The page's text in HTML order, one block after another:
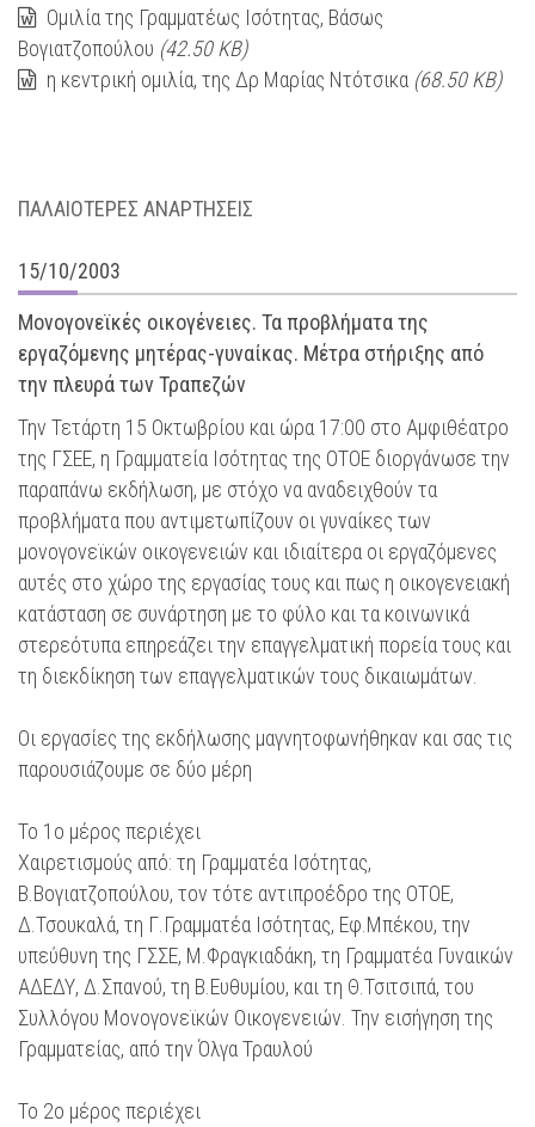
Ομιλία της Γραμματέως Ισότητας, Βάσως
Βογιατζοπούλου (42.50 KB)
η κεντρική ομιλία, της Δρ Μαρίας Ντότσικα (68.50 KB)
ΠΑΛΑΙΟΤΕΡΕΣ ΑΝΑΡΤΗΣΕΙΣ
15/10/2003
Μονογονεϊκές οικογένειες. Τα προβλήματα της
εργαζόμενης μητέρας-γυναίκας. Μέτρα στήριξης από
την πλευρά των Τραπεζών
Την Τετάρτη 15 Οκτωβρίου και ώρα 17:00 στο Αμφιθέατρο
της ΓΣΕΕ, η Γραμματεία Ισότητας της ΟΤΟΕ διοργάνωσε την
παραπάνω εκδήλωση, με στόχο να αναδειχθούν τα
προβλήματα που αντιμετωπίζουν οι γυναίκες των
μονογονεϊκών οικογενειών και ιδιαίτερα οι εργαζόμενες
αυτές στο χώρο της εργασίας τους και πως η οικογενειακή
κατάσταση σε συνάρτηση με το φύλο και τα κοινωνικά
στερεότυπα επηρεάζει την επαγγελματική πορεία τους και
τη διεκδίκηση των επαγγελματικών τους δικαιωμάτων.
Οι εργασίες της εκδήλωσης μαγνητοφωνήθηκαν και σας τις
παρουσιάζουμε σε δύο μέρη
Το 1ο μέρος περιέχει
Χαιρετισμούς από: τη Γραμματέα Ισότητας,
Β.Βογιατζοπούλου, τον τότε αντιπροέδρο της ΟΤΟΕ,
Δ.Τσουκαλά, τη Γ.Γραμματέα Ισότητας, Εφ.Μπέκου, την
υπεύθυνη της ΓΣΣΕ, Μ.Φραγκιαδάκη, τη Γραμματέα Γυναικών
ΑΔΕΔΥ, Δ.Σπανού, τη Β.Ευθυμίου, και τη Θ.Τσιτσιπά, του
Συλλόγου Μονογονεϊκών Οικογενειών. Την εισήγηση της
Γραμματείας, από την Όλγα Τραυλού
Το 2ο μέρος περιέχει